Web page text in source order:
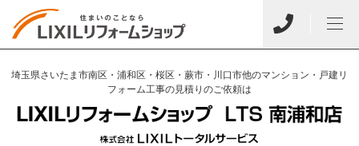
埼玉県さいたま市南区・浦和区・桜区・蕨市・川口市他のマンション・戸建リ
フォーム工事の見積りのご依頼は